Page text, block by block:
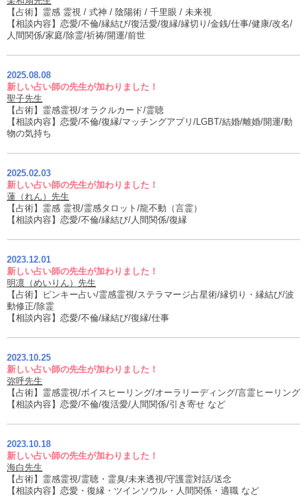
【占術】霊感 霊視 / 式神 / 陰陽術 / 千里眼 / 未来視
【相談内容】恋愛/不倫/縁結び/復活愛/復縁/縁切り/金銭/仕事/健康/改名/
人間関係/家庭/除霊/祈祷/開運/前世
2025.08.08
新しい占い師の先生が加わりました！
聖子先生
【占術】霊感霊視/オラクルカード/霊聴
【相談内容】恋愛/不倫/復縁/マッチングアプリ/LGBT/結婚/離婚/開運/動
物の気持ち
2025.02.03
新しい占い師の先生が加わりました！
蓮（れん）先生
【占術】霊感 霊視/霊感タロット/龍不動（言霊）
【相談内容】恋愛/不倫/縁結び/人間関係/復縁
2023.12.01
新しい占い師の先生が加わりました！
明凛（めいりん）先生
【占術】ピンキー占い/霊感霊視/ステラマージ占星術/縁切り・縁結び/波
動修正/除霊
【相談内容】恋愛/不倫/縁結び/復縁/仕事
2023.10.25
新しい占い師の先生が加わりました！
弥呼先生
【占術】霊感霊視/ボイスヒーリング/オーラリーディング/言霊ヒーリング
【相談内容】恋愛/不倫/復活愛/人間関係/引き寄せ など
2023.10.18
新しい占い師の先生が加わりました！
海白先生
【占術】霊感霊視/霊聴・霊臭/未来透視/守護霊対話/送念
【相談内容】恋愛・復縁・ツインソウル・人間関係・適職 など